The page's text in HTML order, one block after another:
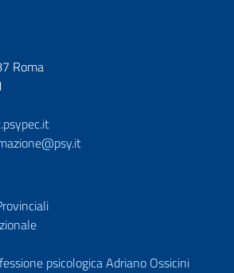
Roma
psicologica Adriano Ossicini